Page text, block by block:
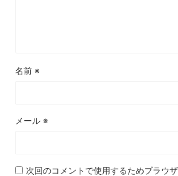
名前 ※
メール ※
次回のコメントで使用するためブラウ